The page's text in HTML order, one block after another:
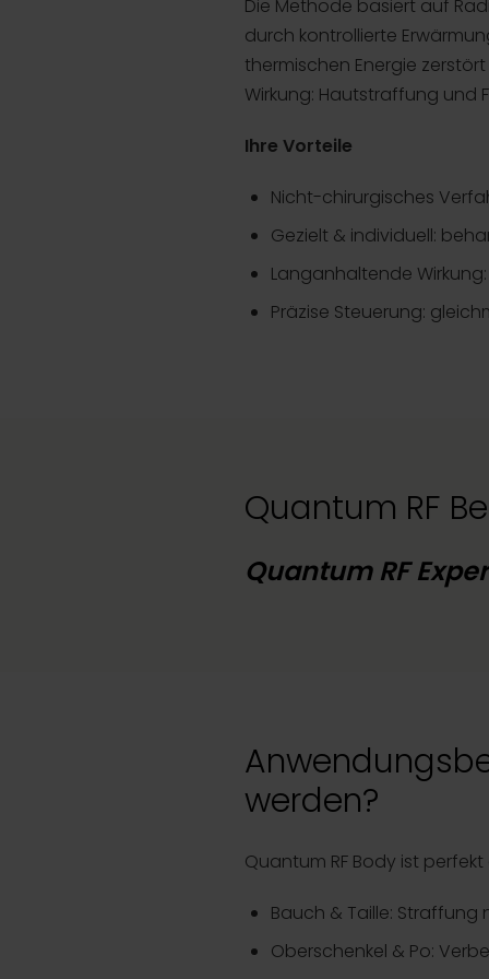
Die Methode basiert auf
durch kontrollierte
thermischen Energie
Wirkung: Hautstraffung und
Ihre Vorteile
Nicht-chirurgisches
Gezielt & individuell:
Langanhaltende
Präzise Steuerung:
Quantum RF
Quantum RF
werden?
Quantum RF Body ist
Bauch & Taille:
Oberschenkel & Po: